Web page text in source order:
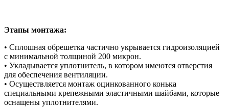
Этапы монтажа:
• Сплошная обрешетка частично укрывается гидроизоляцией
с минимальной толщиной 200 микрон.
• Укладывается уплотнитель, в котором имеются отверстия
для обеспечения вентиляции.
• Осуществляется монтаж оцинкованного конька
специальными крепежными эластичными шайбами, которые
оснащены уплотнителями.